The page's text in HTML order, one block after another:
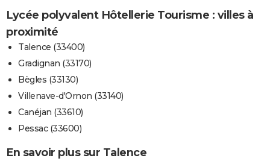
Lycée polyvalent Hôtellerie Tourisme : villes à
proximité
Talence (33400)
Gradignan (33170)
Bègles (33130)
Villenave-d'Ornon (33140)
Canéjan (33610)
Pessac (33600)
En savoir plus sur Talence